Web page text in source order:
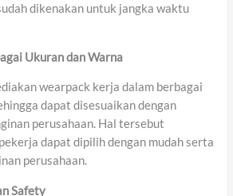
dikenakan untuk jangka waktu
UkurandanWarna
wearpack kerja dalam berbagai
dapat disesuaikan dengan
perusahaan. Hal tersebut
dapat dipilih dengan mudah serta
perusahaan.
Safety